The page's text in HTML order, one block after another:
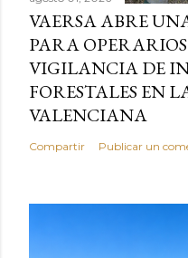
VAERSA ABRE
PARA
VIGILANCIA DE
FORESTALES EN
VALENCIANA
Compartir Publicar un